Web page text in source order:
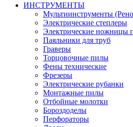
ИНСТРУМЕНТЫ
Мультиинструменты
Электрические степлеры
Электрические ножницы
Паяльники для труб
Граверы
Торцовочные пилы
Фены технические
Фрезеры
Электрические рубанки
Монтажные пилы
Отбойные молотки
Бороздоделы
Перфораторы